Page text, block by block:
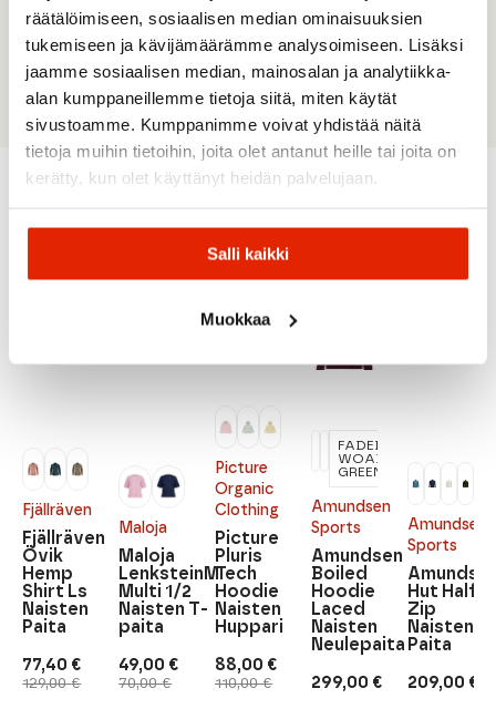
räätälöimiseen, sosiaalisen median ominaisuuksien
tukemiseen ja kävijämäärämme analysoimiseen. Lisäksi
jaamme sosiaalisen median, mainosalan ja analytiikka-
alan kumppaneillemme tietoja siitä, miten käytät
sivustoamme. Kumppanimme voivat yhdistää näitä
tietoja muihin tietoihin, joita olet antanut heille tai joita on
kerätty, kun olet käyttänyt heidän palvelujaan.
Salli kaikki
Muokkaa
Neule: 100 % luomupuuvillaa, 240 g/m²
Suositeltua sinulle
Fjällräven
129,00€
Alkuperäinen
hinta
77,40 €
Nykyinen
hinta
Fjällräven
Övik
Hemp
Shirt Ls
Naisten
Paita
Maloja
70,00€
Alkuperäinen
hinta
49,00 €
Nykyinen
hinta
Maloja
LenksteinM.
Multi 1/2
Naisten T-
paita
Picture
Organic
Clothing
110,00€
Alkuperäinen
hinta
88,00 €
Nykyinen
hinta
Picture
Pluris
Tech
Hoodie
Naisten
Huppari
Amundsen
Sports
299,00 €
Amundsen
Boiled
Hoodie
Laced
Naisten
Neulepaita
FADED
WOAD
GREEN
Amundsen
Sports
209,00 €
Hut Half
Zip
Naisten
Paita